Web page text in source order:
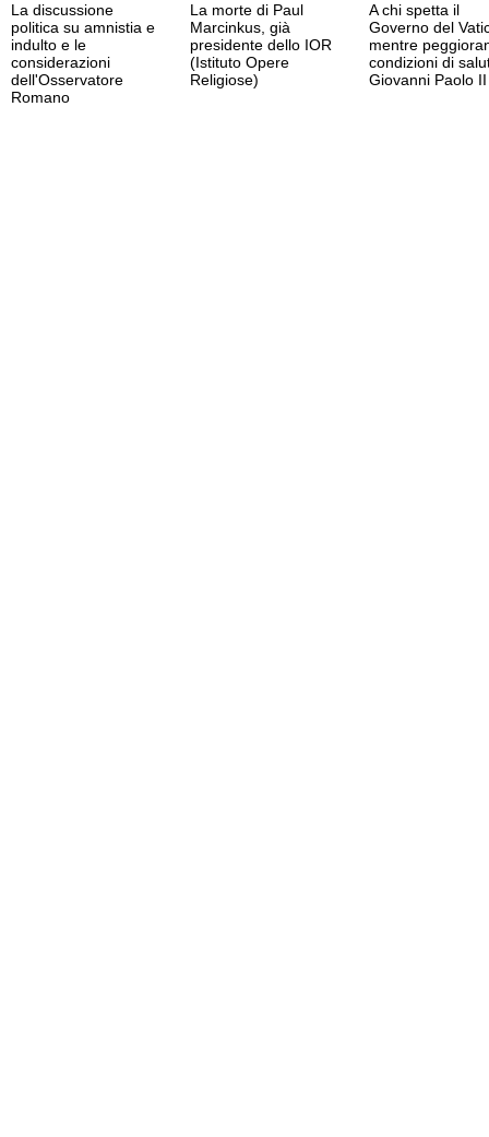
La discussione
politica su amnistia e
indulto e le
considerazioni
dell'Osservatore
Romano
La morte di Paul
Marcinkus, già
presidente dello IOR
(Istituto Opere
Religiose)
A chi spetta il
Governo del
mentre
condizioni di
Giovanni Paolo II